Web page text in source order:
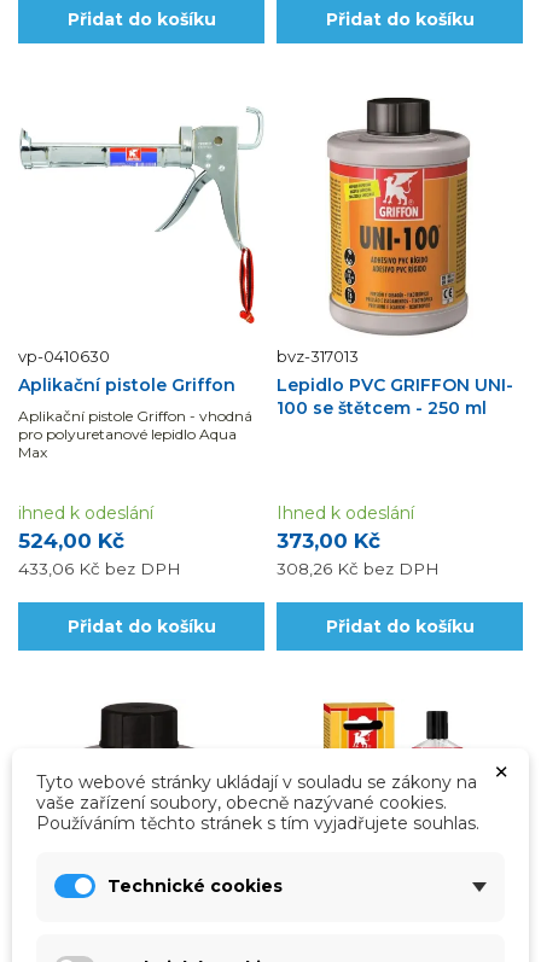
Přidat do košíku Přidat do košíku
vp-0410630
Aplikační pistole Griffon
Aplikační pistole Griffon - vhodná
pro polyuretanové lepidlo Aqua
Max
524,00 Kč
433,06 Kč bez DPH
ihned k odeslání
Přidat do košíku
bvz-317013
Lepidlo PVC GRIFFON UNI-
100 se štětcem - 250 ml
373,00 Kč
308,26 Kč bez DPH
Ihned k odeslání
Přidat do košíku
×
Tyto webové stránky ukládají v souladu se zákony na
vaše zařízení soubory, obecně nazývané cookies.
Používáním těchto stránek s tím vyjadřujete souhlas.
Technické cookies